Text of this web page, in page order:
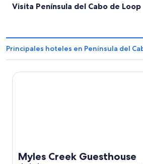
Visita Península del Cabo de Loop
Principales hoteles en Península del
Myles Creek Guesthouse
Myles Creek Guesthouse